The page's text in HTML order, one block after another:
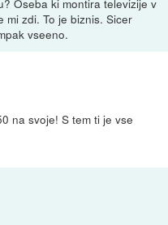
zdi. To je biznis. Sicer
vseeno.
na svoje! S tem ti je vse